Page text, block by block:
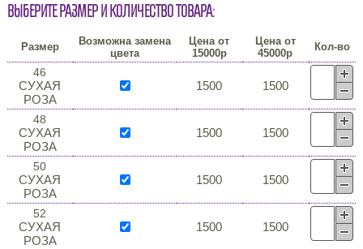
Выберите размер и количество товара:
Размер
Возможна замена
цвета
Цена от
15000р
Цена от
45000р
Кол-во
46
СУХАЯ
РОЗА
1500 1500
48
СУХАЯ
РОЗА
1500 1500
50
СУХАЯ
РОЗА
1500 1500
52
СУХАЯ
РОЗА
1500 1500